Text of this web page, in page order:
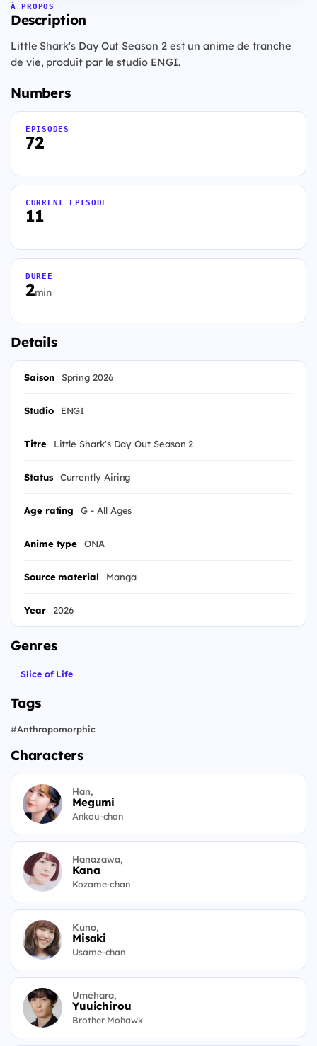
À PROPOS
Description
Little Shark's Day Out Season 2 est un anime de tranche
de vie, produit par le studio ENGI.
Numbers
72
ÉPISODES
11
CURRENT EPISODE
2min
DURÉE
Details
Saison Spring 2026
Studio ENGI
Titre Little Shark's Day Out Season 2
Status Currently Airing
Age rating G - All Ages
Anime type ONA
Source material Manga
Year 2026
Genres
Slice of Life
Tags
#Anthropomorphic
Characters
Han,
Megumi
Ankou-chan
Hanazawa,
Kana
Kozame-chan
Kuno,
Misaki
Usame-chan
Umehara,
Yuuichirou
Brother Mohawk